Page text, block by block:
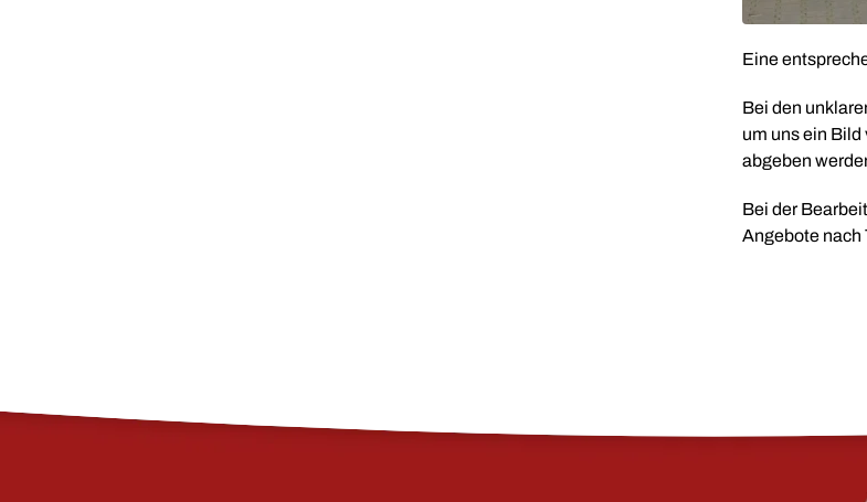
Eine
Bei den
um uns ein
abgeben
Bei der
Angebote nach